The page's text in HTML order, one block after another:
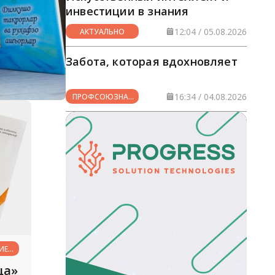
—
инвестиции в знания
АКТУАЛЬНО 12:04 / 05.08.2026
Забота, которая вдохновляет
ПРОФСОЮЗНАЯ
ЖИЗНЬ
16:34 / 04.08.2026